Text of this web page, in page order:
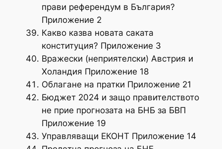
прави референдум в България?
Приложение 2
Какво казва новата саката
конституция? Приложение 3
Вражески (неприятелски) Австрия и
Холандия Приложение 18
Облагане на пратки Приложение 21
Бюджет 2024 и защо правителството
не прие прогнозата на БНБ за БВП
Приложение 19
Управляващи ЕКОНТ Приложение 14